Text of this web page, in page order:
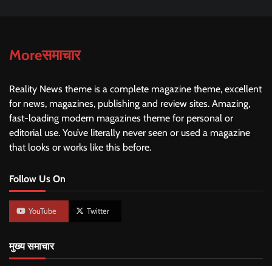
Moreसमाचार
Reality News theme is a complete magazine theme, excellent
for news, magazines, publishing and review sites. Amazing,
fast-loading modern magazines theme for personal or
editorial use. You’ve literally never seen or used a magazine
that looks or works like this before.
Follow Us On
YouTube Twitter
मुख्य समाचार